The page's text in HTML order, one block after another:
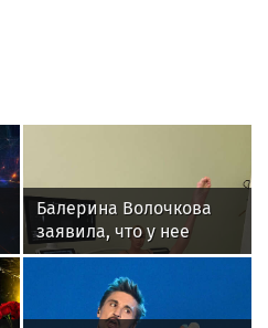
Балерина Волочкова
заявила, что у нее
появилась гематома
после выхода на сцену